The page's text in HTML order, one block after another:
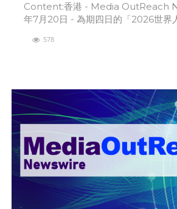
Content:香港 - Media OutReach Newswire - 2026
年7月20日 - 為期四日的「2026世界
578